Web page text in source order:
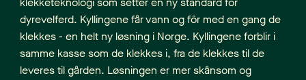
dyrevelferd. Kyllingene får vann og fôr med en gang de
klekkes - en helt ny løsning i Norge. Kyllingene forblir i
samme kasse som de klekkes i, fra de klekkes til de
leveres til gården. Løsningen er mer skånsom og